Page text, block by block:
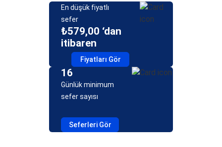
En düşük fiyatlı
sefer
₺579,00 ‘dan
itibaren
Fiyatları Gör
16
Günlük minimum
sefer sayısı
Seferleri Gör